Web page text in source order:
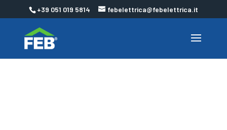
+39 051 019 5814 febelettrica@febelettrica.it